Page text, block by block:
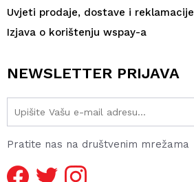
Uvjeti prodaje, dostave i reklamacije
Izjava o korištenju wspay-a
NEWSLETTER PRIJAVA
Pratite nas na društvenim mrežama